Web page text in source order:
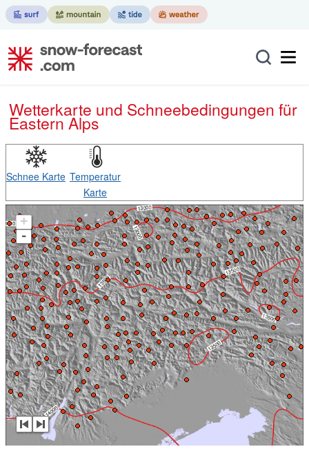
Wetterkarte und Schneebedingungen für
Eastern Alps
Schnee Karte Temperatur
Karte
+
-